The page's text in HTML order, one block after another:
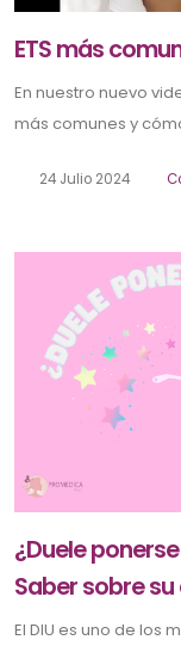
ETS más
En nuestro nuevo
más comunes y
24 Julio 2024
¿Duele
Saber sobre
El DIU es uno de los